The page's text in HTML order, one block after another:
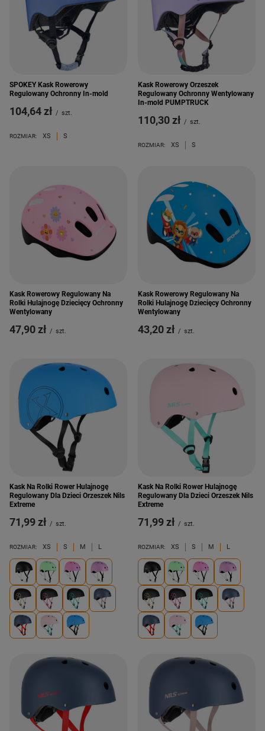
SPOKEY Kask Rowerowy
Regulowany Ochronny In-mold
104,64 zł / szt.
ROZMIAR: XS S
Kask Rowerowy Orzeszek
Regulowany Ochronny Wentylowany
In-mold PUMPTRUCK
110,30 zł / szt.
ROZMIAR: XS S
Kask Rowerowy Regulowany Na
Rolki Hulajnogę Dziecięcy Ochronny
Wentylowany
47,90 zł / szt.
Kask Rowerowy Regulowany Na
Rolki Hulajnogę Dziecięcy Ochronny
Wentylowany
43,20 zł / szt.
Kask Na Rolki Rower Hulajnogę
Regulowany Dla Dzieci Orzeszek Nils
Extreme
71,99 zł / szt.
ROZMIAR: XS S M L
Kask Na Rolki Rower Hulajnogę
Regulowany Dla Dzieci Orzeszek Nils
Extreme
71,99 zł / szt.
ROZMIAR: XS S M L